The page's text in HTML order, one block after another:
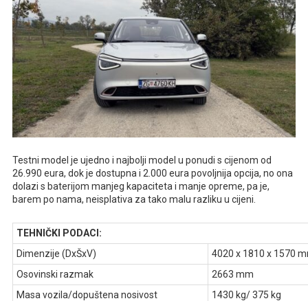
Testni model je ujedno i najbolji model u ponudi s cijenom od
26.990 eura, dok je dostupna i 2.000 eura povoljnija opcija, no ona
dolazi s baterijom manjeg kapaciteta i manje opreme, pa je,
barem po nama, neisplativa za tako malu razliku u cijeni.
TEHNIČKI PODACI:
Dimenzije (DxŠxV)
4020 x 1810 x 1570
Osovinski razmak
2663 mm
Masa vozila/dopuštena nosivost
1430 kg/ 375 kg